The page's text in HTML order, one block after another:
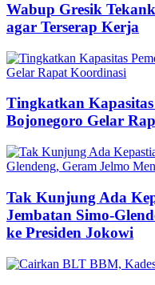
Wabup Gresik
agar Terserap Kerja
Tingkatkan
Bojonegoro Gelar
Tak Kunjung Ada
Jembatan Simo-
ke Presiden Jokowi